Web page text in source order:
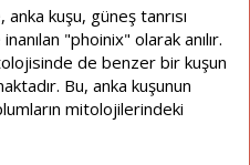
kuşu, güneş tanrısı
"phoinix" olarak anılır.
de benzer bir kuşun
Bu, anka kuşunun
mitolojilerindeki